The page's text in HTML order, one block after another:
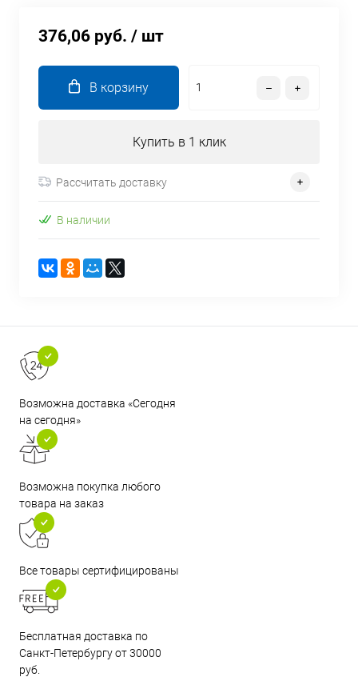
376,06 руб. / шт
В корзину
Купить в 1 клик
Рассчитать доставку
В наличии
Возможна доставка «Сегодня
на сегодня»
Возможна покупка любого
товара на заказ
Все товары сертифицированы
Бесплатная доставка по
Санкт-Петербургу от 30000
руб.